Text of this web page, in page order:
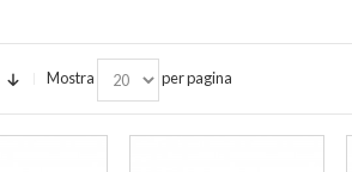
Mostra per pagina